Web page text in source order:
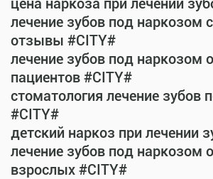
цена наркоза при лечении
лечение зубов под наркозом
отзывы #CITY#
лечение зубов под наркозом
пациентов #CITY#
стоматология лечение зубов
#CITY#
детский наркоз при лечении
лечение зубов под наркозом
взрослых #CITY#